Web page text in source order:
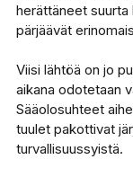
herättäneet
pärjäävät
Viisi lähtöä on jo
aikana odotetaan
Sääolosuhteet
tuulet pakottivat
turvallisuussyistä.